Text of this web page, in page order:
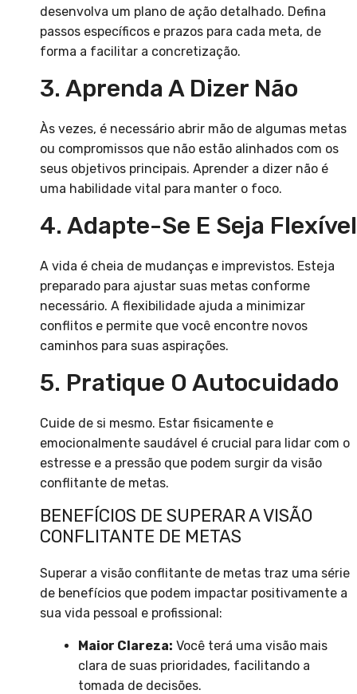
desenvolva um plano de ação detalhado. Defina
passos específicos e prazos para cada meta, de
forma a facilitar a concretização.
3. Aprenda A Dizer Não
Às vezes, é necessário abrir mão de algumas metas
ou compromissos que não estão alinhados com os
seus objetivos principais. Aprender a dizer não é
uma habilidade vital para manter o foco.
4. Adapte-Se E Seja Flexível
A vida é cheia de mudanças e imprevistos. Esteja
preparado para ajustar suas metas conforme
necessário. A flexibilidade ajuda a minimizar
conflitos e permite que você encontre novos
caminhos para suas aspirações.
5. Pratique O Autocuidado
Cuide de si mesmo. Estar fisicamente e
emocionalmente saudável é crucial para lidar com o
estresse e a pressão que podem surgir da visão
conflitante de metas.
BENEFÍCIOS DE SUPERAR A VISÃO
CONFLITANTE DE METAS
Superar a visão conflitante de metas traz uma série
de benefícios que podem impactar positivamente a
sua vida pessoal e profissional:
Maior Clareza: Você terá uma visão mais
clara de suas prioridades, facilitando a
tomada de decisões.